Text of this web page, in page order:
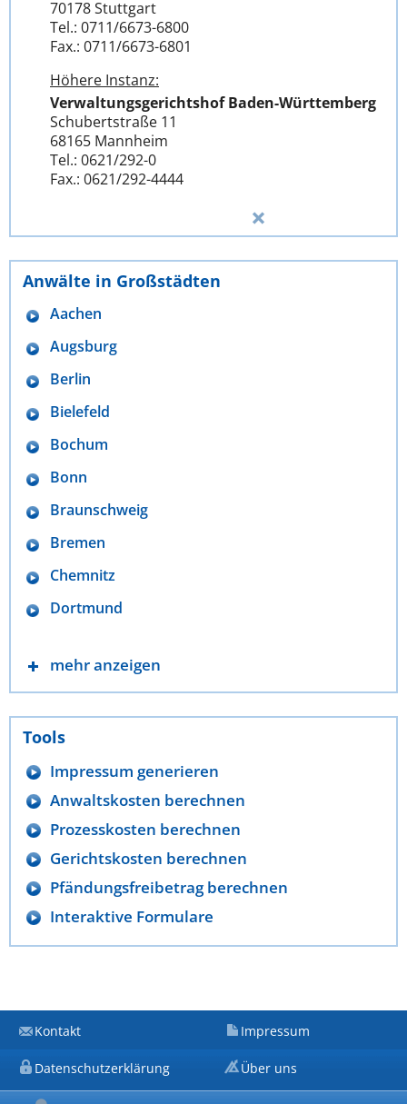
70178 Stuttgart
Tel.: 0711/6673-6800
Fax.: 0711/6673-6801
Höhere Instanz:
Verwaltungsgerichtshof Baden-Württemberg
Schubertstraße 11
68165 Mannheim
Tel.: 0621/292-0
Fax.: 0621/292-4444
Anwälte in Großstädten
Aachen
Augsburg
Berlin
Bielefeld
Bochum
Bonn
Braunschweig
Bremen
Chemnitz
Dortmund
mehr anzeigen
Tools
Impressum generieren
Anwaltskosten berechnen
Prozesskosten berechnen
Gerichtskosten berechnen
Pfändungsfreibetrag berechnen
Interaktive Formulare
Kontakt Impressum
Datenschutzerklärung Über uns